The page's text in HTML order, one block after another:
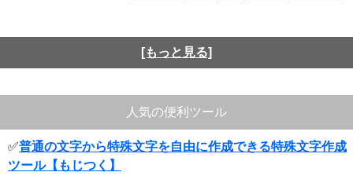
[もっと見る]
人気の便利ツール
✅普通の文字から特殊文字を自由に作成できる特殊文字作成
ツール【もじつく】